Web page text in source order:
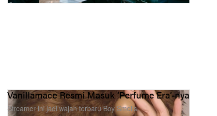
Vanillamace Resmi Masuk ‘Perfume Era’-nya
Streamer ini jadi wajah terbaru Boy Smells.